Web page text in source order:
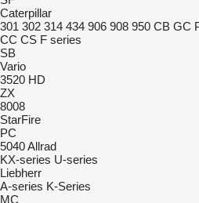
Caterpillar
301 302 314 434 906 908 950 CB GC
CC CS F series
SB
Vario
3520 HD
ZX
8008
StarFire
PC
5040Allrad
KX-series U-series
Liebherr
A-series K-Series
MC